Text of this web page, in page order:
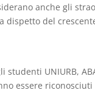
anche gli
del
studenti UNIURB,
essere riconosciuti